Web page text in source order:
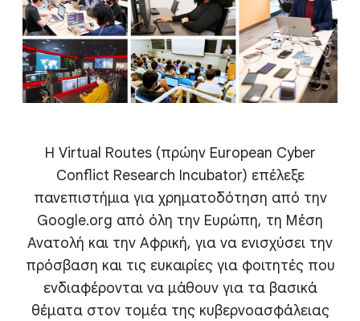
Η Virtual Routes (πρώην European Cyber
Conflict Research Incubator) επέλεξε
πανεπιστήμια για χρηματοδότηση από την
Google.org από όλη την Ευρώπη, τη Μέση
Ανατολή και την Αφρική, για να ενισχύσει την
πρόσβαση και τις ευκαιρίες για φοιτητές που
ενδιαφέρονται να μάθουν για τα βασικά
θέματα στον τομέα της κυβερνοασφάλειας